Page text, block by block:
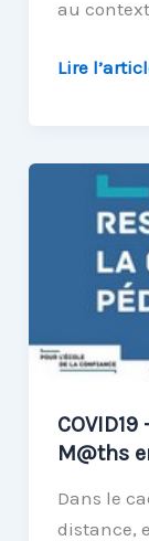
au
M@ths-
en
retour
Sophie,
CM1/CM2
Lire
M@ths
Dans le
distance,